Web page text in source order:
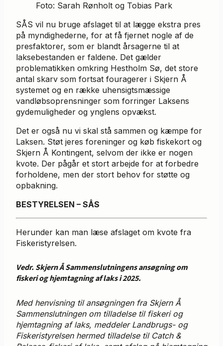
Foto: Sarah Rønholt og Tobias Park
SÅS vil nu bruge afslaget til at lægge ekstra pres
på myndighederne, for at få fjernet nogle af de
presfaktorer, som er blandt årsagerne til at
laksebestanden er faldene. Det gælder
problematikken omkring Hestholm Sø, det store
antal skarv som fortsat fouragerer i Skjern Å
systemet og en række uhensigtsmæssige
vandløbsoprensninger som forringer Laksens
gydemuligheder og ynglens opvækst.
Det er også nu vi skal stå sammen og kæmpe for
Laksen. Støt jeres foreninger og køb fiskekort og
Skjern Å Kontingent, selvom der ikke er nogen
kvote. Der pågår et stort arbejde for at forbedre
forholdene, men der stort behov for støtte og
opbakning.
BESTYRELSEN – SÅS
Herunder kan man læse afslaget om kvote fra
Fiskeristyrelsen.
Vedr. Skjern Å Sammenslutningens ansøgning om
fiskeri og hjemtagning af laks i 2025.
Med henvisning til ansøgningen fra Skjern Å
Sammenslutningen om tilladelse til fiskeri og
hjemtagning af laks, meddeler Landbrugs- og
Fiskeristyrelsen hermed tilladelse til Catch &